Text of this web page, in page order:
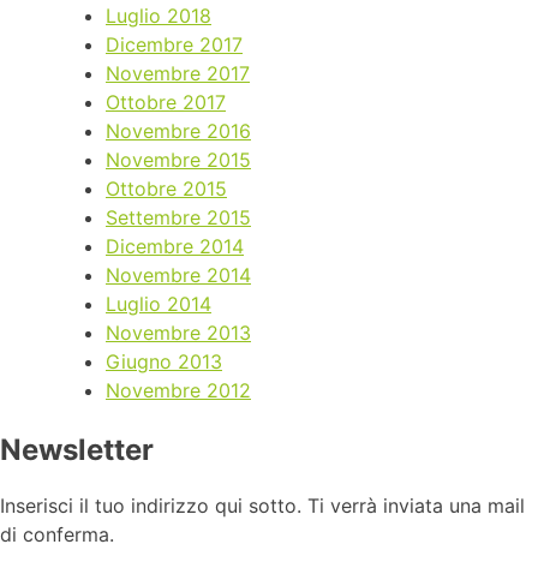
Luglio 2018
Dicembre 2017
Novembre 2017
Ottobre 2017
Novembre 2016
Novembre 2015
Ottobre 2015
Settembre 2015
Dicembre 2014
Novembre 2014
Luglio 2014
Novembre 2013
Giugno 2013
Novembre 2012
Newsletter
Inserisci il tuo indirizzo qui sotto. Ti verrà inviata una mail
di conferma.